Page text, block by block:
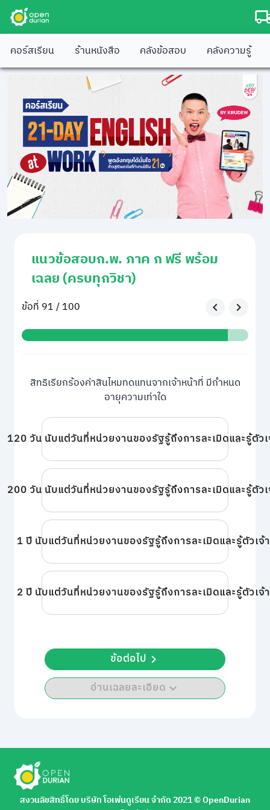
คอร์สเรียน ร้านหนังสือ คลังข้อสอบ คลังความรู้
แนวข้อสอบก.พ. ภาค ก ฟรี พร้อม
เฉลย (ครบทุกวิชา)
ข้อที่ 91 / 100
สิทธิเรียกร้องค่าสินไหมทดแทนจากเจ้าหน้าที่ มีกำหนด
อายุความเท่าใด
120 วัน นับแต่วันที่หน่วยงานของรัฐรู้ถึงการละเมิดและรู้ตัว
200 วัน นับแต่วันที่หน่วยงานของรัฐรู้ถึงการละเมิดและรู้ตัว
1 ปี นับแต่วันที่หน่วยงานของรัฐรู้ถึงการละเมิดและรู้ตัวเจ้
2 ปี นับแต่วันที่หน่วยงานของรัฐรู้ถึงการละเมิดและรู้ตัวเจ้
อ่านเฉลยละเอียด
ข้อต่อไป
สงวนลิขสิทธิ์โดย บริษัท โอเพ่นดูเรียน จำกัด 2021 ©︎ OpenDurian